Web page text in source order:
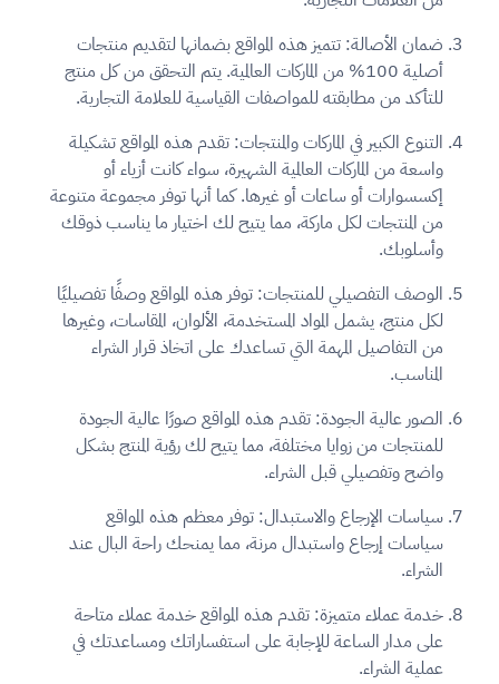
ضمان الأصالة: تتميز هذه المواقع بضمانها لتقديم منتجات
أصلية 100% من الماركات العالمية. يتم التحقق من كل منتج
للتأكد من مطابقته للمواصفات القياسية للعلامة التجارية.
التنوع الكبير في الماركات والمنتجات: تقدم هذه المواقع تشكيلة
واسعة من الماركات العالمية الشهيرة، سواء كانت أزياء أو
إكسسوارات أو ساعات أو غيرها. كما أنها توفر مجموعة متنوعة
من المنتجات لكل ماركة، مما يتيح لك اختيار ما يناسب ذوقك
وأسلوبك.
الوصف التفصيلي للمنتجات: توفر هذه المواقع وصفًا تفصيليًا
لكل منتج، يشمل المواد المستخدمة، الألوان، المقاسات، وغيرها
من التفاصيل المهمة التي تساعدك على اتخاذ قرار الشراء
المناسب.
الصور عالية الجودة: تقدم هذه المواقع صورًا عالية الجودة
للمنتجات من زوايا مختلفة، مما يتيح لك رؤية المنتج بشكل
واضح وتفصيلي قبل الشراء.
سياسات الإرجاع والاستبدال: توفر معظم هذه المواقع
سياسات إرجاع واستبدال مرنة، مما يمنحك راحة البال عند
الشراء.
خدمة عملاء متميزة: تقدم هذه المواقع خدمة عملاء متاحة
على مدار الساعة للإجابة على استفساراتك ومساعدتك في
عملية الشراء.